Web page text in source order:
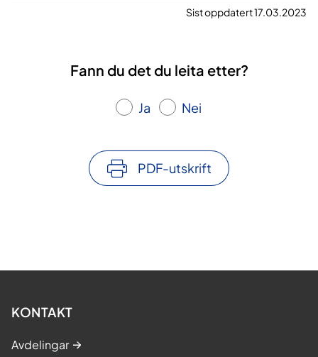
Sist oppdatert 17.03.2023
Fann du det du leita etter?
Ja Nei
PDF-utskrift
KONTAKT
Avdelingar